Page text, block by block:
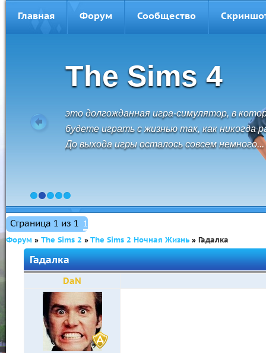
Главная Форум Сообщество
The Sims 3
The Sims 3 - это свобода перемещений,
безграничные возможности и невероятные
открытия. Создавайте персонажей и
1 2 3 4 5
Страница 1 из 1 1
Форум » The Sims 2 »The Sims 2 Ночная Жизнь » Гадалка
Гадалка
DaN